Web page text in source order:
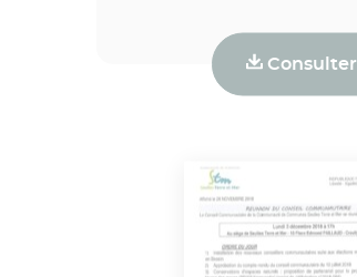
Consulter